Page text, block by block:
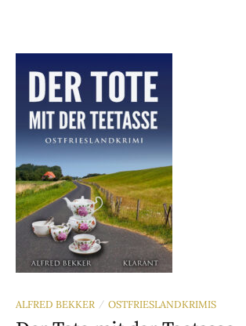
ALFRED BEKKER / OSTFRIESLANDKRIMIS